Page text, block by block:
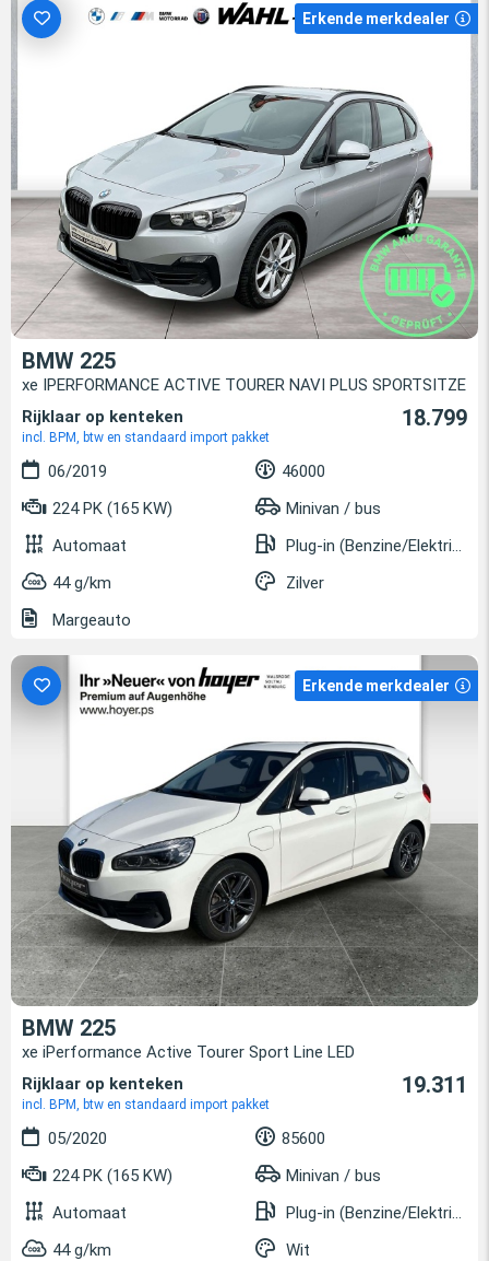
Erkende merkdealer
BMW 225
xe IPERFORMANCE ACTIVE TOURER NAVI PLUS SPORTSITZE
Rijklaar op kenteken
incl. BPM, btw en standaard import pakket
18.799
06/2019
46000
224 PK (165 KW)
Minivan / bus
Automaat
Plug-in (Benzine/Elektrisch)
44 g/km
Zilver
Margeauto
Erkende merkdealer
BMW 225
xe iPerformance Active Tourer Sport Line LED
Rijklaar op kenteken
incl. BPM, btw en standaard import pakket
19.311
05/2020
85600
224 PK (165 KW)
Minivan / bus
Automaat
Plug-in (Benzine/Elektrisch)
44 g/km
Wit